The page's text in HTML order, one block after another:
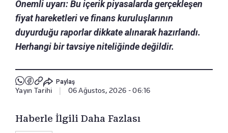
Önemli uyarı: Bu içerik piyasalarda gerçekleşen
fiyat hareketleri ve finans kuruluşlarının
duyurduğu raporlar dikkate alınarak hazırlandı.
Herhangi bir tavsiye niteliğinde değildir.
Paylaş
Yayın Tarihi 06 Ağustos, 2026 - 06:16
Haberle İlgili Daha Fazlası